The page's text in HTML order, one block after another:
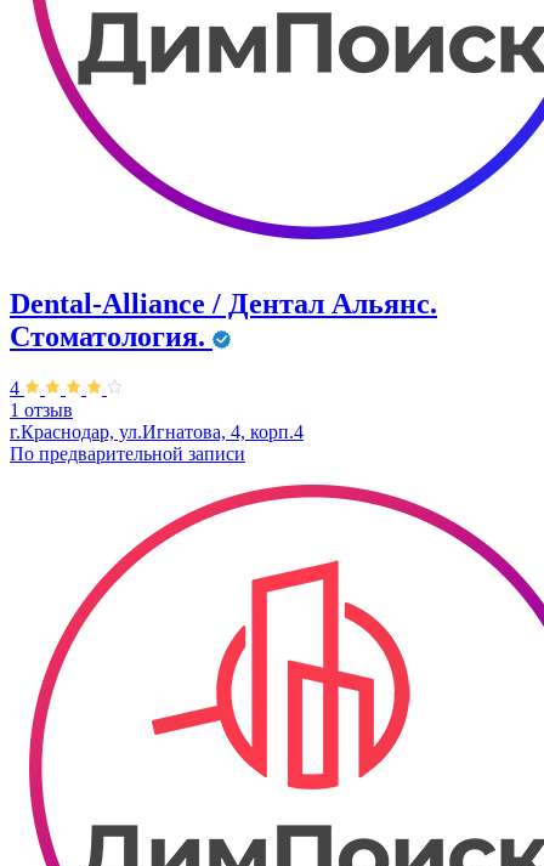
Dental-Alliance / Дентал Альянс.
Стоматология.
4
1 отзыв
г.Краснодар, ул.Игнатова, 4, корп.4
По предварительной записи